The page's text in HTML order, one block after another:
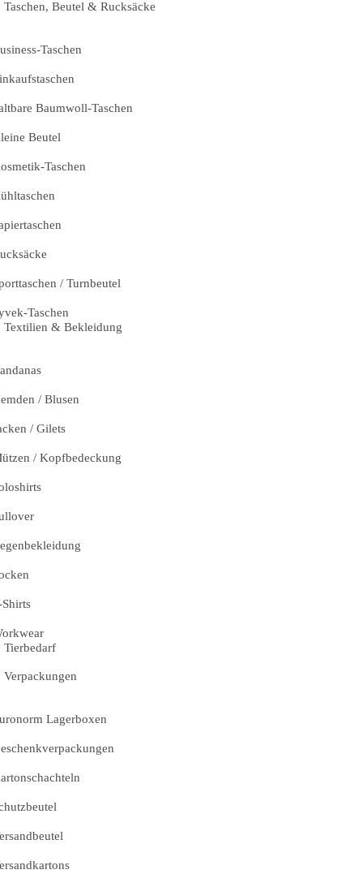
Taschen, Beutel & Rucksäcke
Taschen
Baumwoll-Taschen
Beutel
Taschen
/ Turnbeutel
Taschen
Textilien & Bekleidung
/ Blusen
/ Gilets
/ Kopfbedeckung
Shirts
Tierbedarf
Verpackungen
Lagerboxen